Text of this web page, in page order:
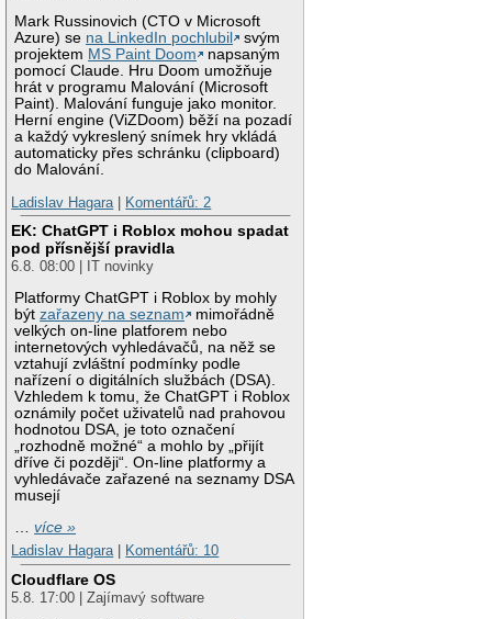
Mark Russinovich (CTO v Microsoft
Azure) se na LinkedIn pochlubil
svým
projektem MS Paint Doom
napsaným
pomocí Claude. Hru Doom umožňuje
hrát v programu Malování (Microsoft
Paint). Malování funguje jako monitor.
Herní engine (ViZDoom) běží na pozadí
a každý vykreslený snímek hry vkládá
automaticky přes schránku (clipboard)
do Malování.
Ladislav Hagara
Komentářů: 2
EK: ChatGPT i Roblox mohou spadat
pod přísnější pravidla
6.8. 08:00 | IT novinky
Platformy ChatGPT i Roblox by mohly
býtzařazeny na seznam
mimořádně
velkých on-line platforem nebo
internetových vyhledávačů, na něž se
vztahují zvláštní podmínky podle
nařízení o digitálních službách (DSA).
Vzhledem k tomu, že ChatGPT i Roblox
oznámily počet uživatelů nad prahovou
hodnotou DSA, je toto označení
„rozhodně možné“ a mohlo by „přijít
dříve či později“. On-line platformy a
vyhledávače zařazené na seznamy DSA
musejí
…více »
Ladislav Hagara| Komentářů: 10
Cloudflare OS
5.8. 17:00 | Zajímavý software